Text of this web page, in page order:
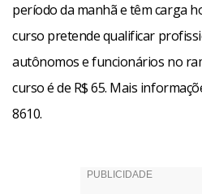
período da manhã e têm carga
curso pretende qualificar
autônomos e funcionários no
curso é de R$ 65. Mais
8610.